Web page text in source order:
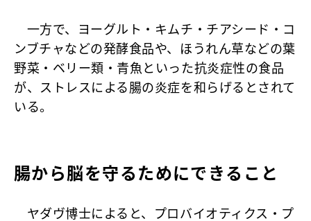
一方で、ヨーグルト・キムチ・チアシード・コ
ンブチャなどの発酵食品や、ほうれん草などの葉
野菜・ベリー類・青魚といった抗炎症性の食品
が、ストレスによる腸の炎症を和らげるとされて
いる。
腸から脳を守るためにできること
ヤダヴ博士によると、プロバイオティクス・プ